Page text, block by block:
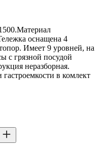
оснащена 4
Имеет 9 уровней, на
с грязной посудой
неразборная.
в комлект